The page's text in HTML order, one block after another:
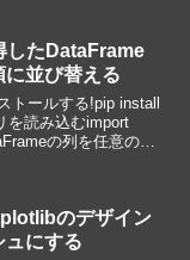
たDataFrame
並び替える
トールする!pip install
を読み込むimport
の列を任意の順
のデザイン
ュにする